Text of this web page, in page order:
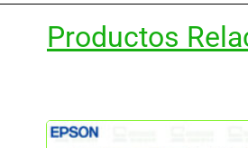
Productos